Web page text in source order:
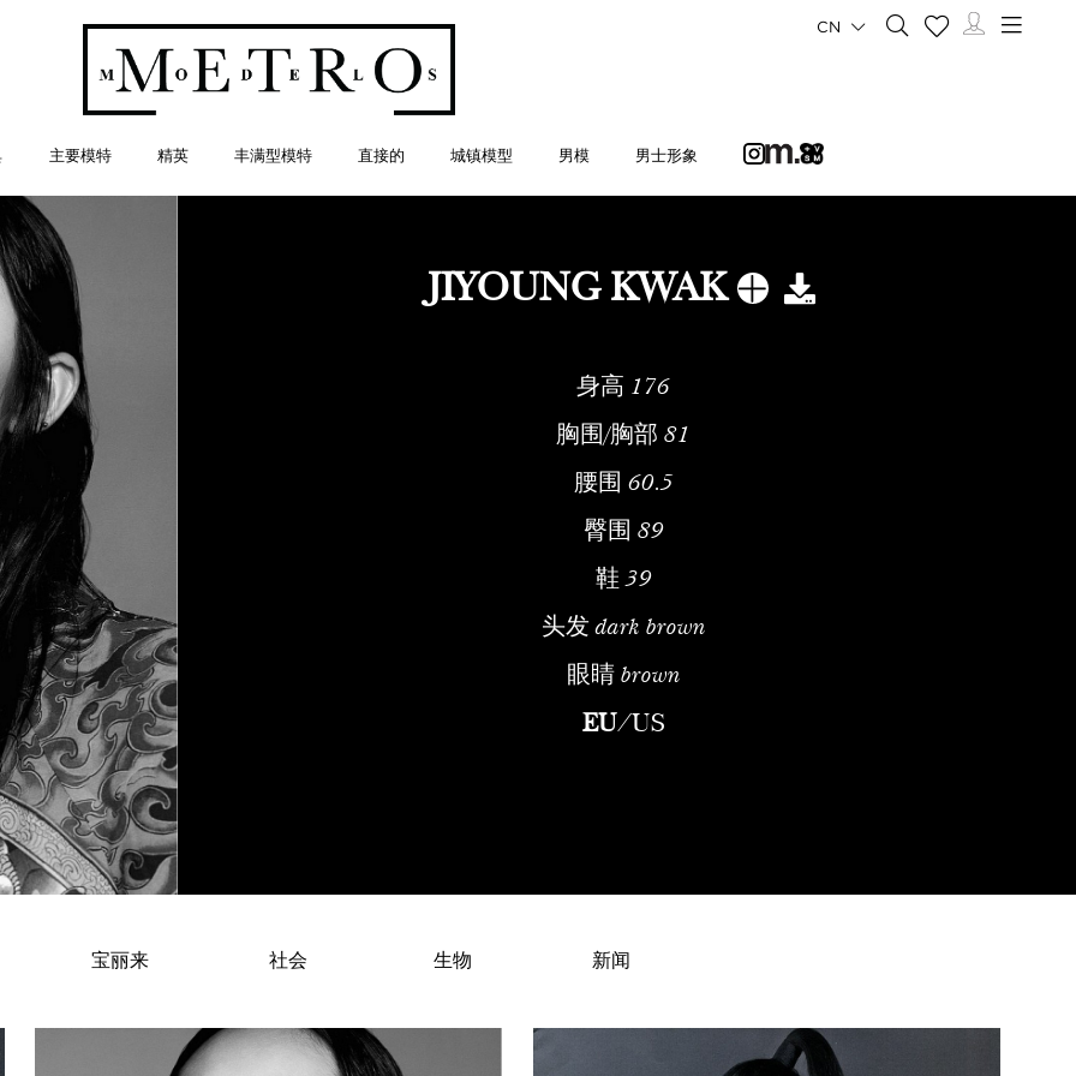
主要模特 精英 丰满型模特 直接的 城镇模型 男模 男士形象
CN
JIYOUNG KWAK
身高 176
胸围/胸部 81
腰围 60.5
臀围 89
鞋 39
头发 dark brown
眼睛 brown
EU/US
Jiyoung Kwak – South Korean Fashion ModelEarly Life and Introduction to
宝丽来 社会 生物 新闻